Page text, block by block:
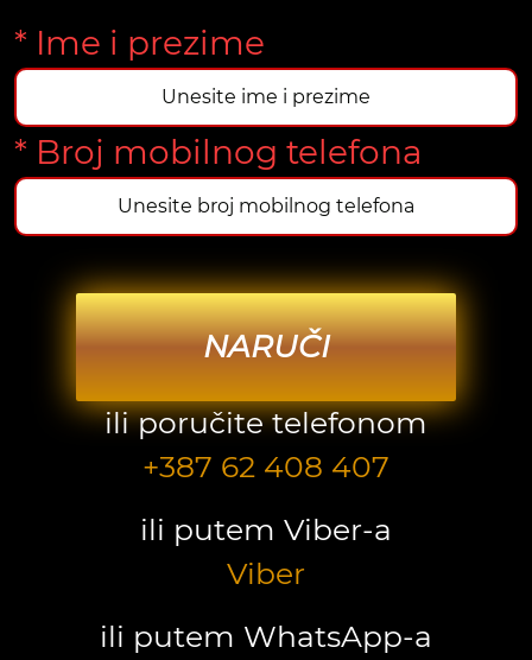
* Ime i prezime
* Broj mobilnog telefona
NARUČI
ili poručite telefonom
+387 62 408 407
ili putem Viber-a
Viber
ili putem WhatsApp-a